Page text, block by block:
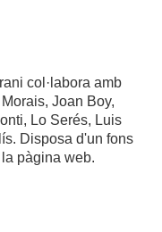
col·labora amb
Joan Boy,
Lo Serés, Luis
Disposa d'un fons
pàgina web.